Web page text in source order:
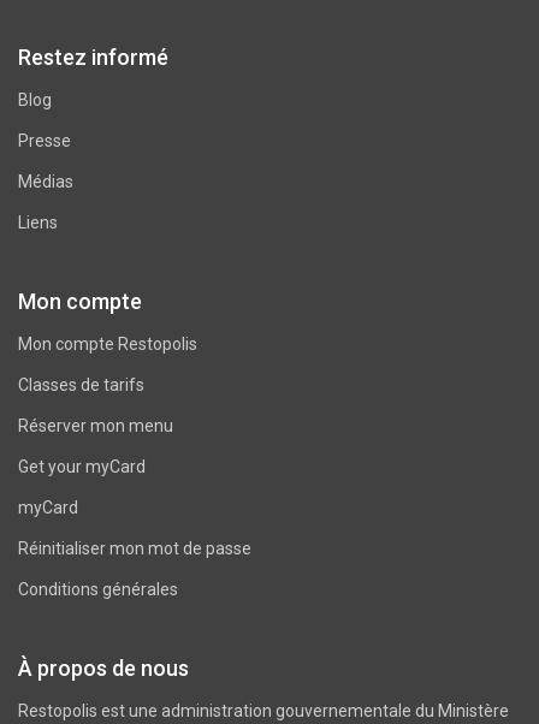
Restez informé
Blog
Presse
Médias
Liens
Mon compte
Mon compte Restopolis
Classes de tarifs
Réserver mon menu
Get your myCard
myCard
Réinitialiser mon mot de passe
Conditions générales
À propos de nous
Restopolis est une administration gouvernementale du Ministère